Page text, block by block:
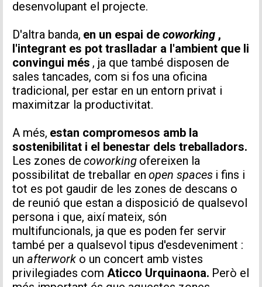
desenvolupant el projecte.
D'altra banda, en un espai de coworking ,
l'integrant es pot traslladar a l'ambient que li
convingui més , ja que també disposen de
sales tancades, com si fos una oficina
tradicional, per estar en un entorn privat i
maximitzar la productivitat.
A més, estan compromesos amb la
sostenibilitat i el benestar dels treballadors.
Les zones de coworking ofereixen la
possibilitat de treballar en open spaces i fins i
tot es pot gaudir de les zones de descans o
de reunió que estan a disposició de qualsevol
persona i que, així mateix, són
multifuncionals, ja que es poden fer servir
també per a qualsevol tipus d'esdeveniment :
un afterwork o un concert amb vistes
privilegiades com Aticco Urquinaona. Però el
INFORMACIÓ PERSONAL
TIPUS DE SOL·LICITUD
Missatge